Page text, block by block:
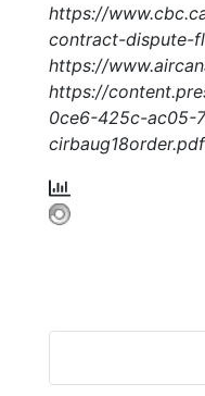
https://
contract-dispute-
https://
https://
0ce6-425c-ac05-